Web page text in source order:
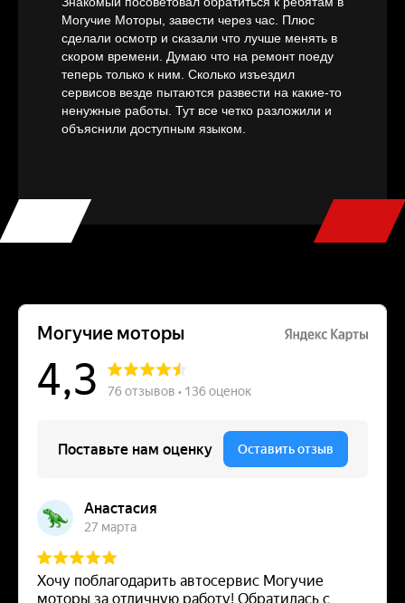
Могучие Моторы, завести через час. Плюс
сделали осмотр и сказали что лучше менять в
скором времени. Думаю что на ремонт поеду
теперь только к ним. Сколько изъездил
сервисов везде пытаются развести на какие-то
ненужные работы. Тут все четко разложили и
объяснили доступным языком.